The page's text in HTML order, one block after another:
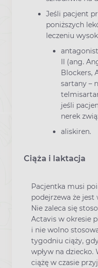
Jeśli pacjent
poniższych
leczeniu
II (ang.
Blockers,
sartany –
jeśli
nerek
aliskiren.
Ciąża i laktacja
Pacjentka musi
podejrzewa że jest
Nie zaleca się
Actavis w okresie
i nie wolno
tygodniu ciąży,
wpływ na dziecko.
ciążę w czasie